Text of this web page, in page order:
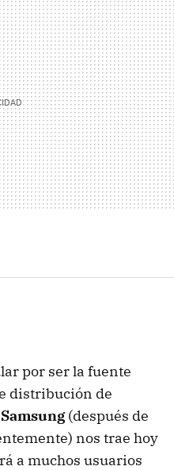
MAIL
por ser la fuente
distribución de
Samsung(después de
nos trae hoy
a muchos usuarios